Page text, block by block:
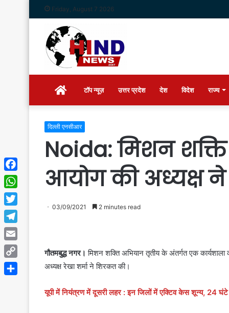
Friday, August 7 2026
Homeटॉप न्यूज़ उत्तर प्रदेश देश विदेश राज्य
दिल्ली एनसीआर
Noida: मिशन
आयोग की अध्यक्ष
03/09/2021 2 minutes read
गौतमबुद्ध नगर।मिशन शक्ति अभियान तृतीय के अंतर्गत एक
अध्यक्ष रेखा शर्मा ने शिरकत की।
यूपी में नियंंत्रण में दूसरी लहर : इन जिलों में एक्टिव केस शून्य, 24
Facebook
WhatsApp
Twitter
Telegram
Email
Copy
Link